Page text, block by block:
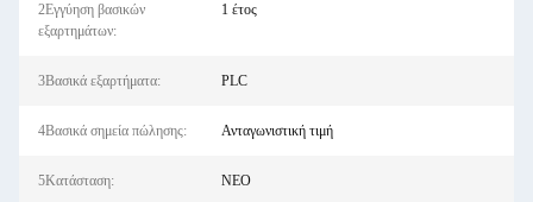
2Εγγύηση βασικών
εξαρτημάτων:
1 έτος
3Βασικά εξαρτήματα: PLC
4Βασικά σημεία πώλησης: Ανταγωνιστική τιμή
5Κατάσταση: ΝΕΟ